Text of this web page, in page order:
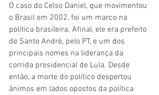
O caso do Celso Daniel, que movimentou
o Brasil em 2002, foi um marco na
política brasileira. Afinal, ele era prefeito
de Santo André, pelo PT, e um dos
principais nomes na liderança da
corrida presidencial de Lula. Desde
então, a morte do político despertou
ânimos em lados opostos da política